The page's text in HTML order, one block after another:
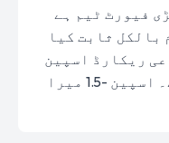
فیورٹ ٹیم ہے
بالکل ثابت کیا
ریکارڈ اسپین
کی طاقت کے سامنے ناکافی ہے۔ اسپین -1.5 میرا